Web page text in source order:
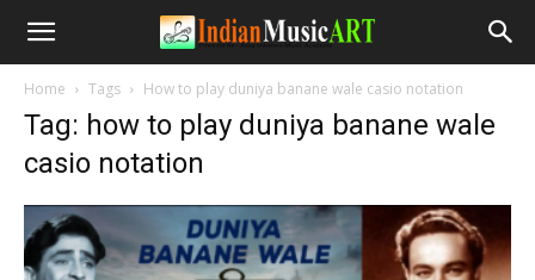
Home Tags How to play duniya banane wale casio notation
Tag: how to play duniya banane wale
casio notation